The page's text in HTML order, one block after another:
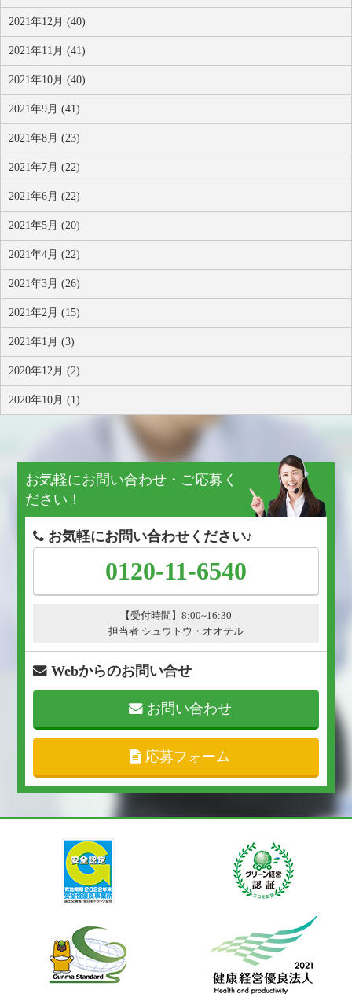
2021年12月 (40)
2021年11月 (41)
2021年10月 (40)
2021年9月 (41)
2021年8月 (23)
2021年7月 (22)
2021年6月 (22)
2021年5月 (20)
2021年4月 (22)
2021年3月 (26)
2021年2月 (15)
2021年1月 (3)
2020年12月 (2)
2020年10月 (1)
お気軽にお問い合わせ・ご応募く
ださい！
お気軽にお問い合わせください♪
0120-11-6540
【受付時間】8:00~16:30
担当者 シュウトウ・オオテル
Webからのお問い合せ
お問い合わせ
応募フォーム